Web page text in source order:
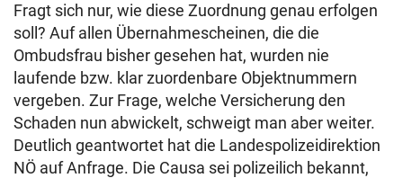
Fragt sich nur, wie diese Zuordnung genau erfolgen
soll? Auf allen Übernahmescheinen, die die
Ombudsfrau bisher gesehen hat, wurden nie
laufende bzw. klar zuordenbare Objektnummern
vergeben. Zur Frage, welche Versicherung den
Schaden nun abwickelt, schweigt man aber weiter.
Deutlich geantwortet hat die Landespolizeidirektion
NÖ auf Anfrage. Die Causa sei polizeilich bekannt,